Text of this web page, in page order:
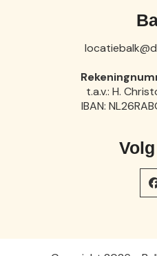
t.a.v.: H.
IBAN: